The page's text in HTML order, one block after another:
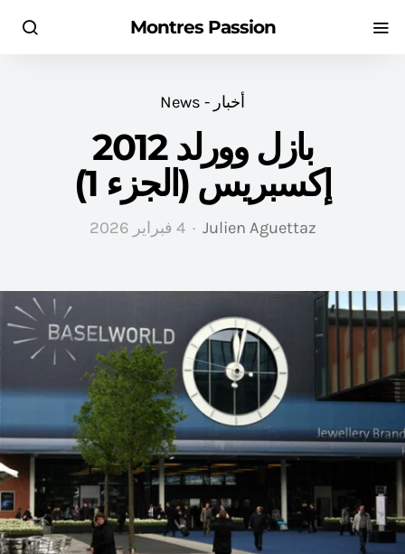
Montres Passion
أخبار - News
بازل وورلد 2012
إكسبريس (الجزء 1)
Julien Aguettaz 4 فبراير 2026